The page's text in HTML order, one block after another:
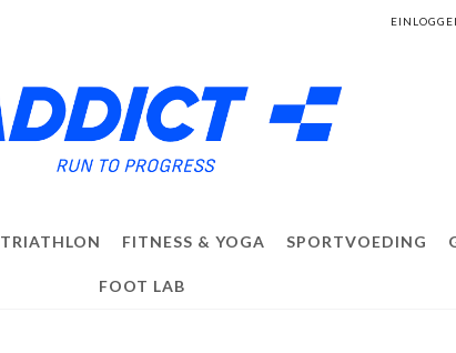
TRIATHLON FITNESS & YOGA SPORTVOEDING
FOOT LAB